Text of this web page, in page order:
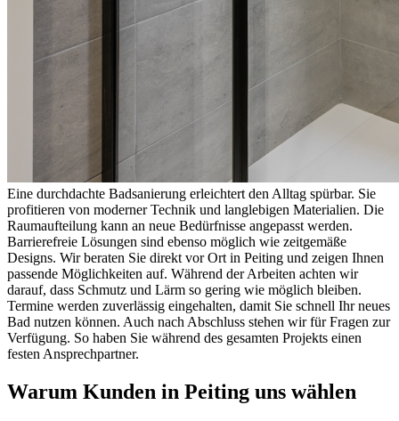
Eine durchdachte Badsanierung erleichtert den Alltag spürbar. Sie
profitieren von moderner Technik und langlebigen Materialien. Die
Raumaufteilung kann an neue Bedürfnisse angepasst werden.
Barrierefreie Lösungen sind ebenso möglich wie zeitgemäße
Designs. Wir beraten Sie direkt vor Ort in Peiting und zeigen Ihnen
passende Möglichkeiten auf. Während der Arbeiten achten wir
darauf, dass Schmutz und Lärm so gering wie möglich bleiben.
Termine werden zuverlässig eingehalten, damit Sie schnell Ihr neues
Bad nutzen können. Auch nach Abschluss stehen wir für Fragen zur
Verfügung. So haben Sie während des gesamten Projekts einen
festen Ansprechpartner.
Warum Kunden in Peiting uns wählen